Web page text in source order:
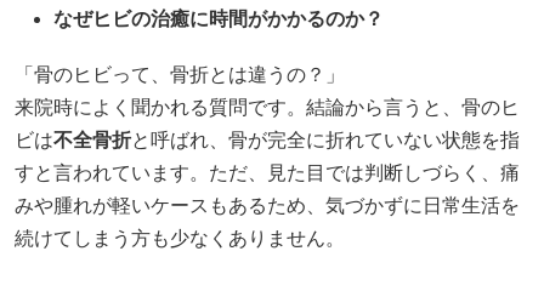
なぜヒビの治癒に時間がかかるのか？
「骨のヒビって、骨折とは違うの？」
来院時によく聞かれる質問です。結論から言うと、骨のヒ
ビは不全骨折と呼ばれ、骨が完全に折れていない状態を指
すと言われています。ただ、見た目では判断しづらく、痛
みや腫れが軽いケースもあるため、気づかずに日常生活を
続けてしまう方も少なくありません。